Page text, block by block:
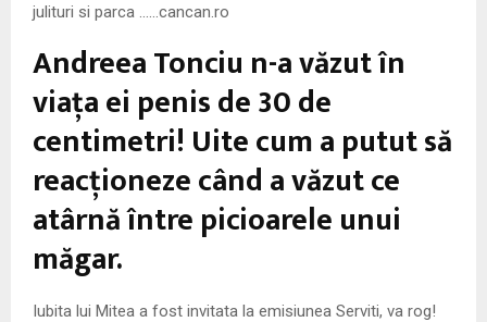
julituri si parca ……cancan.ro
Andreea Tonciu n-a văzut în
viaţa ei penis de 30 de
centimetri! Uite cum a putut să
reacţioneze când a văzut ce
atârnă între picioarele unui
măgar.
Iubita lui Mitea a fost invitata la emisiunea Serviti, va rog!